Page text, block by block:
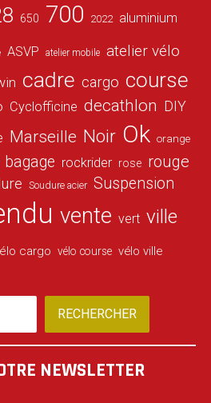
650 700 2022 aluminium
ASVP atelier mobile atelier vélo
cadre cargo course
Cyclofficine decathlon DIY
Marseille Noir Ok orange
bagage rockrider rose rouge
Soudure acier Suspension
vente vert ville
cargo vélo course vélo ville
RECHERCHER
NEWSLETTER